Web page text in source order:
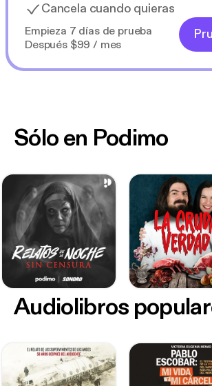
Cancela cuando quieras
Empieza 7 días de prueba
Después $99 / mes
Sólo en Podimo
Audiolibros